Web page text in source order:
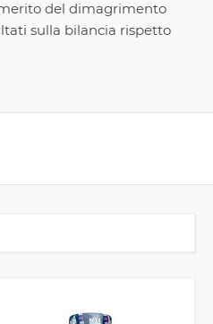
del dimagrimento
sulla bilancia rispetto